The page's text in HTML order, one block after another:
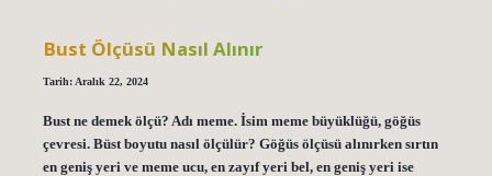
Bust Ölçüsü Nasıl Alınır
Tarih: Aralık 22, 2024
Bust ne demek ölçü? Adı meme. İsim meme büyüklüğü, göğüs
çevresi. Büst boyutu nasıl ölçülür? Göğüs ölçüsü alınırken sırtın
en geniş yeri ve meme ucu, en zayıf yeri bel, en geniş yeri ise